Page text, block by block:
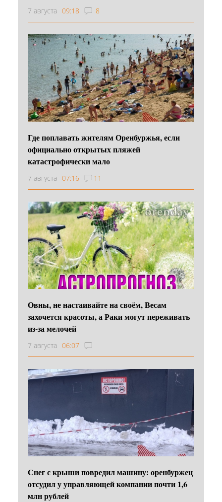
7 августа 09:18 8
Где поплавать жителям Оренбуржья, если
официально открытых пляжей
катастрофически мало
7 августа 07:16 11
Овны, не настаивайте на своём, Весам
захочется красоты, а Раки могут переживать
из-за мелочей
7 августа 06:07
Снег с крыши повредил машину: оренбуржец
отсудил у управляющей компании почти 1,6
млн рублей